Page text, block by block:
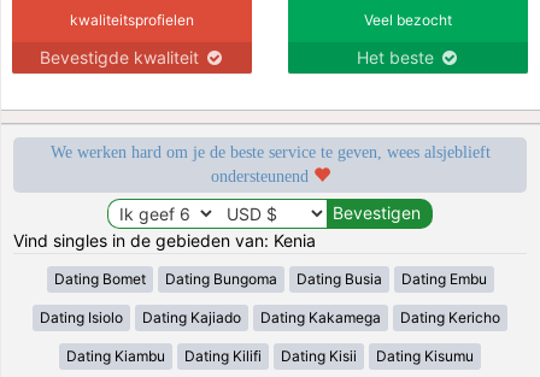
kwaliteitsprofielen
Bevestigde kwaliteit
Veel bezocht
Het beste
We werken hard om je de beste service te geven, wees alsjeblieft
ondersteunend
Vind singles in de gebieden van: Kenia
Dating Bomet Dating Bungoma Dating Busia Dating Embu
Dating Isiolo Dating Kajiado Dating Kakamega Dating Kericho
Dating Kiambu Dating Kilifi Dating Kisii Dating Kisumu